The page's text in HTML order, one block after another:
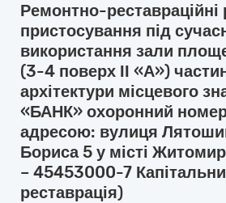
Ремонтно-реставраційні
пристосування під
використання зали
(3-4 поверх ІІ «А»)
архітектури місцевого
«БАНК» охоронний
адресою: вулиця
Бориса 5 у місті
– 45453000-7
реставрація)